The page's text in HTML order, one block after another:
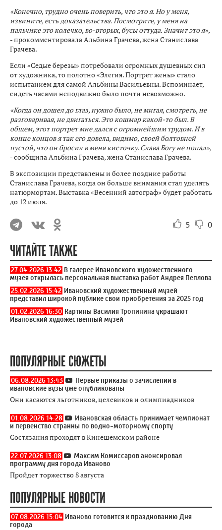
«Конечно, трудно очень поверить, что это я. Но у меня,
извините, есть доказательства. Посмотрите, у меня на
пальчике это колечко, во-вторых, бусы оттуда. Значит это я»,
- прокомментировала Альбина Грачева, жена Станислава
Грачева.
Если «Седые березы» потребовали огромных душевных сил
от художника, то полотно «Элегия. Портрет жены» стало
испытанием для самой Альбины Васильевны. Вспоминает,
сидеть часами неподвижно было почти невозможно.
«Когда он дошел до глаз, нужно было, не мигая, смотреть, не
разговаривая, не двигаться. Это кошмар какой-то был. В
общем, этот портрет мне дался с огромнейшим трудом. И в
конце концов я так его довела, видимо, своей болтовней
пустой, что он бросил в меня кисточку. Слава Богу не попал»,
- сообщила Альбина Грачева, жена Станислава Грачева.
В экспозиции представлены и более поздние работы
Станислава Грачева, когда он больше внимания стал уделять
натюрмортам. Выставка «Весенний автограф» будет работать
до 12 июля.
5 0
ЧИТАЙТЕ ТАКЖЕ
27.04.2026 13:42 В галерее Ивановского художественного
музея открылась персональная выставка работ Андрея Пеплова
25.02.2026 15:42 Ивановский художественный музей
представил широкой публике свои приобретения за 2025 год
01.02.2026 16:30 Картины Василия Тропинина украшают
Ивановский художественный музей
ПОПУЛЯРНЫЕ СЮЖЕТЫ
06.08.2026 13:43
Первые приказы о зачислении в
ивановские вузы уже опубликованы
Они касаются льготников, целевиков и олимпиадников
01.08.2026 14:28
Ивановская область принимает чемпионат
и первенство странны по водно-моторному спорту
Состязания проходят в Кинешемском районе
22.07.2026 13:08
Максим Комиссаров анонсировал
программу дня города Иваново
Пройдет торжество 8 августа
ПОПУЛЯРНЫЕ НОВОСТИ
07.08.2026 15:04 Иваново готовится к празднованию Дня
города